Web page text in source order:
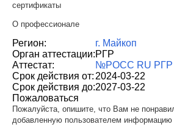
сертификаты
О профессионале
Регион:
г. Майкоп
Орган аттестации:РГР
Аттестат:
№РОСС RU РГР
Срок действия от: 2024-03-22
Срок действия до:2027-03-22
Пожаловаться
Пожалуйста, опишите, что Вам не
добавленную пользователем